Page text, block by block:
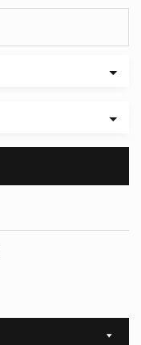
Sort